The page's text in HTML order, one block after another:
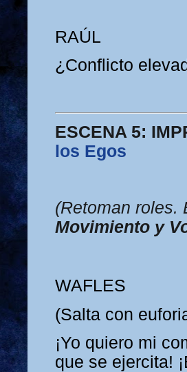
RAÚL
¿Conflicto
ESCENA 5:
los Egos
(Retoman roles.
Movimiento y
WAFLES
(Salta con
¡Yo quiero mi
que se ejercita!